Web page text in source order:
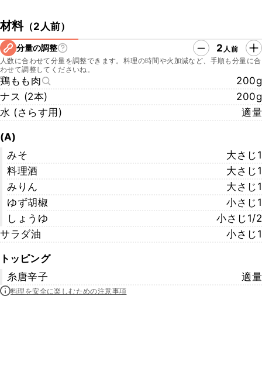
材料（2人前）
分量の調整 2 人前
人数に合わせて分量を調整できます。料理の時間や火加減など、手順も分量に合
わせて調整してくださいね。
鶏もも肉
200g
ナス (2本)
200g
水 (さらす用)
適量
(A)
みそ
大さじ1
料理酒
大さじ1
みりん
大さじ1
ゆず胡椒
小さじ1
しょうゆ
小さじ1/2
サラダ油
小さじ1
トッピング
糸唐辛子
適量
料理を安全に楽しむための注意事項